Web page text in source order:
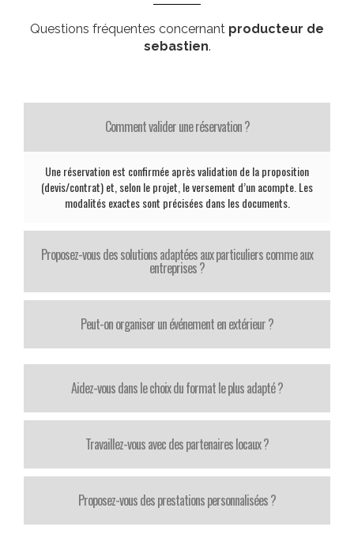
Questions fréquentes concernant producteur de
sebastien.
Comment valider une réservation ?
Une réservation est confirmée après validation de la proposition
(devis/contrat) et, selon le projet, le versement d’un acompte. Les
modalités exactes sont précisées dans les documents.
Proposez-vous des solutions adaptées aux particuliers comme aux
entreprises ?
Peut-on organiser un événement en extérieur ?
Aidez-vous dans le choix du format le plus adapté ?
Travaillez-vous avec des partenaires locaux ?
Proposez-vous des prestations personnalisées ?